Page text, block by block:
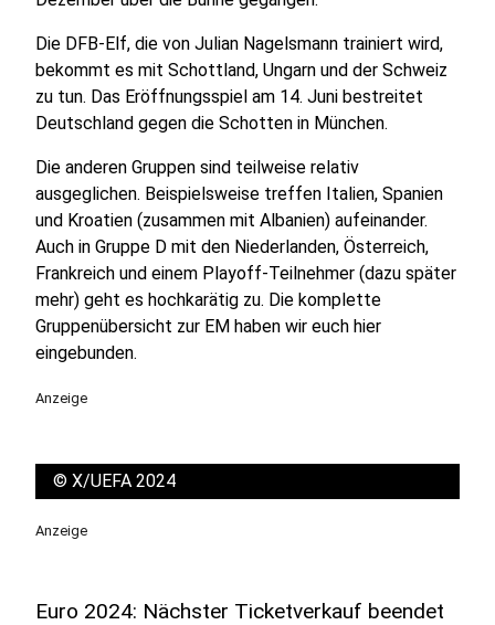
Die DFB-Elf, die von Julian Nagelsmann trainiert wird,
bekommt es mit Schottland, Ungarn und der Schweiz
zu tun. Das Eröffnungsspiel am 14. Juni bestreitet
Deutschland gegen die Schotten in München.
Die anderen Gruppen sind teilweise relativ
ausgeglichen. Beispielsweise treffen Italien, Spanien
und Kroatien (zusammen mit Albanien) aufeinander.
Auch in Gruppe D mit den Niederlanden, Österreich,
Frankreich und einem Playoff-Teilnehmer (dazu später
mehr) geht es hochkarätig zu. Die komplette
Gruppenübersicht zur EM haben wir euch hier
eingebunden.
Anzeige
© X/UEFA 2024
Anzeige
Euro 2024: Nächster Ticketverkauf beendet